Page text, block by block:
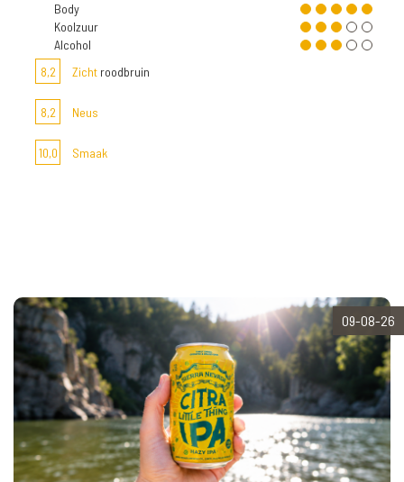
Body
Koolzuur
Alcohol
8,2
Zicht roodbruin
8,2 Neus
10,0 Smaak
09-08-26